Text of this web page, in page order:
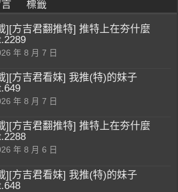
標籤
][方吉君翻推特] 推特上在夯什麼
年 8 月 7 日
][方吉君看妹] 我推(特)的妹子
年 8 月 7 日
][方吉君翻推特] 推特上在夯什麼
年 8 月 6 日
][方吉君看妹] 我推(特)的妹子